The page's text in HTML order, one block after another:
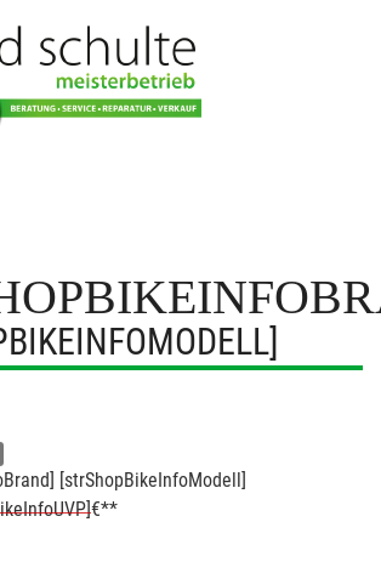
€**